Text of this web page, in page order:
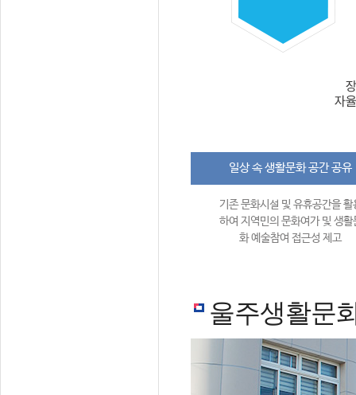
일상 속 생활문화 공간 공유
기존 문화시설 및 유휴공간을 활
하여 지역민의 문화여가 및 생활
화 예술참여 접근성 제고
울주생활문